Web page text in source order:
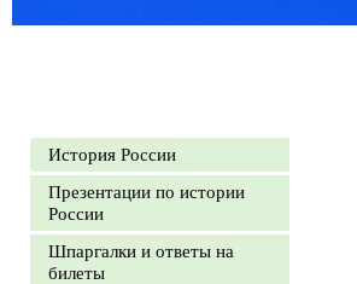
История России
Презентации по истории
России
Шпаргалки и ответы на
билеты